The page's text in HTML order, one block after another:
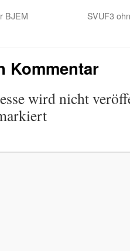
BJEM SVUF3
Kommentar
wird nicht